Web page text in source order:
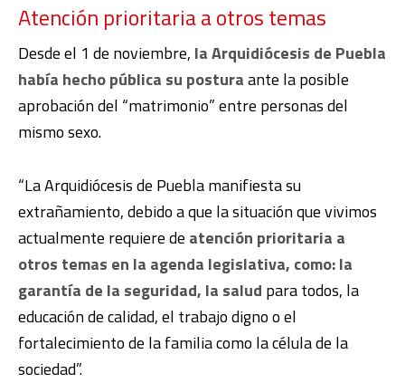
Atención prioritaria a otros temas
Desde el 1 de noviembre, la Arquidiócesis de Puebla
había hecho pública su posturaante la posible
aprobación del “matrimonio” entre personas del
mismo sexo.
“La Arquidiócesis de Puebla manifiesta su
extrañamiento, debido a que la situación que vivimos
actualmente requiere de atención prioritaria a
otros temas en la agenda legislativa, como: la
garantía de la seguridad, la salud para todos, la
educación de calidad, el trabajo digno o el
fortalecimiento de la familia como la célula de la
sociedad”.